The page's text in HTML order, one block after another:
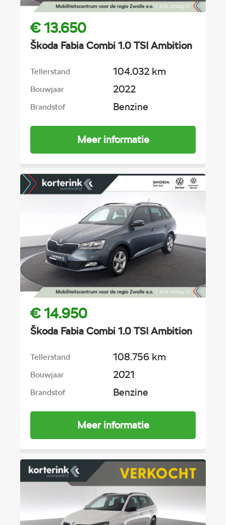
€ 13.650
Škoda Fabia Combi 1.0 TSI Ambition
Tellerstand 104.032 km
Bouwjaar 2022
Brandstof Benzine
Meer informatie
€ 14.950
Škoda Fabia Combi 1.0 TSI Ambition
Tellerstand 108.756 km
Bouwjaar 2021
Brandstof Benzine
Meer informatie